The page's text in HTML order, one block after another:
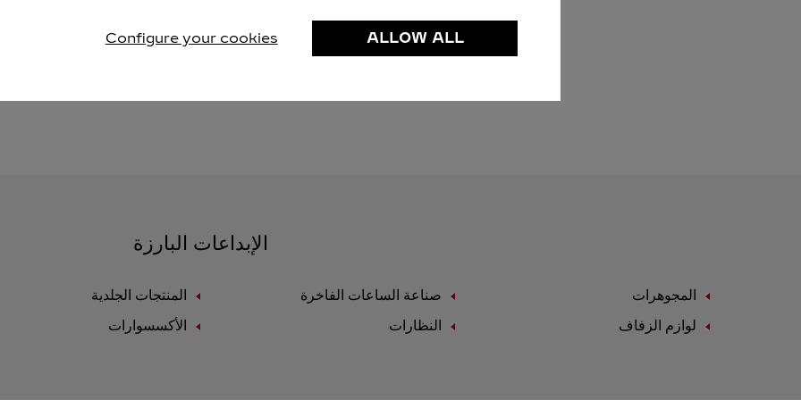
الإبداعات البارزة
المجوهرات صناعة الساعات الفاخرة المنتجات الجلدية
لوازم الزفاف
النظارات الأكسسوارات
ALLOW ALL
Configure your cookies